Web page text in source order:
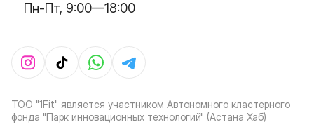
Пн-Пт, 9:00—18:00
ТОО "1Fit" является участником Автономного кластерного
фонда "Парк инновационных технологий" (Астана Хаб)